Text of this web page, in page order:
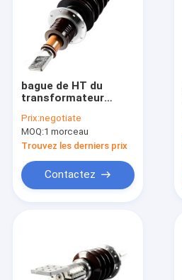
bague de HT du
transformateur
transformateurs
Prix:negotiate
MOQ:1 morceau
Trouvez les derniers prix
Contactez